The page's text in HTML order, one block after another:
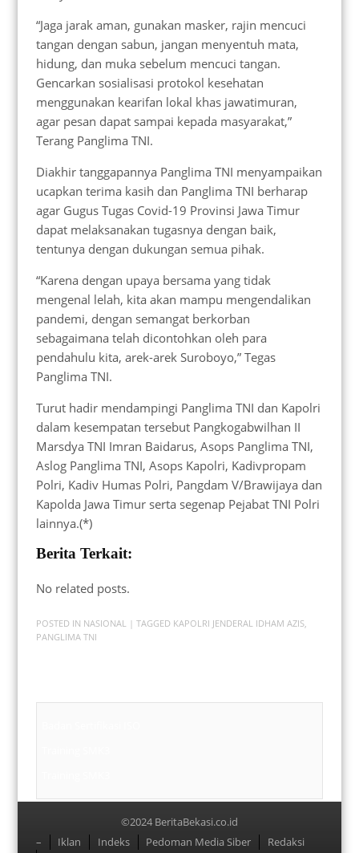
“Jaga jarak aman, gunakan masker, rajin mencuci
tangan dengan sabun, jangan menyentuh mata,
hidung, dan muka sebelum mencuci tangan.
Gencarkan sosialisasi protokol kesehatan
menggunakan kearifan lokal khas jawatimuran,
agar pesan dapat sampai kepada masyarakat,”
Terang Panglima TNI.
Diakhir tanggapannya Panglima TNI menyampaikan
ucapkan terima kasih dan Panglima TNI berharap
agar Gugus Tugas Covid-19 Provinsi Jawa Timur
dapat melaksanakan tugasnya dengan baik,
tentunya dengan dukungan semua pihak.
“Karena dengan upaya bersama yang tidak
mengenal lelah, kita akan mampu mengendalikan
pandemi, dengan semangat berkorban
sebagaimana telah dicontohkan oleh para
pendahulu kita, arek-arek Suroboyo,” Tegas
Panglima TNI.
Turut hadir mendampingi Panglima TNI dan Kapolri
dalam kesempatan tersebut Pangkogabwilhan II
Marsdya TNI Imran Baidarus, Asops Panglima TNI,
Aslog Panglima TNI, Asops Kapolri, Kadivpropam
Polri, Kadiv Humas Polri, Pangdam V/Brawijaya dan
Kapolda Jawa Timur serta segenap Pejabat TNI Polri
lainnya.(*)
Berita Terkait:
No related posts.
POSTED IN NASIONAL | TAGGED KAPOLRI JENDERAL IDHAM AZIS,
PANGLIMA TNI
©2024 BeritaBekasi.co.id
Menu
– Iklan Indeks Pedoman Media Siber
Redaksi